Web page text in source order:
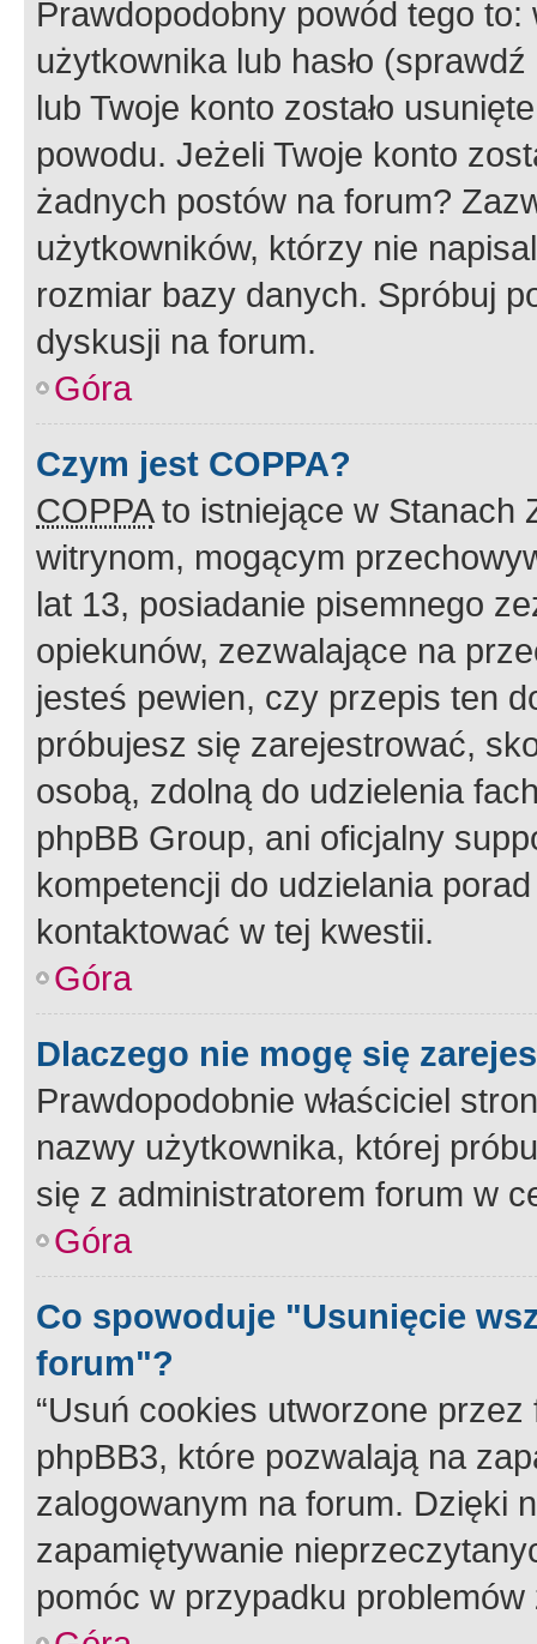
Prawdopodobny powód tego to:
użytkownika lub hasło
lub Twoje konto zostało
powodu. Jeżeli Twoje konto
żadnych postów na forum?
użytkowników, którzy nie
rozmiar bazy danych. Spróbuj
dyskusji na forum.
Góra
Czym jest COPPA?
COPPAto istniejące w Stanach
witrynom, mogącym
lat 13, posiadanie pisemnego
opiekunów, zezwalające na
jesteś pewien, czy przepis ten
próbujesz się zarejestrować,
osobą, zdolną do udzielenia
phpBB Group, ani oficjalny
kompetencji do udzielania
kontaktować w tej kwestii.
Góra
Dlaczego nie mogę się
Prawdopodobnie właściciel
nazwy użytkownika, której
się z administratorem forum w
Góra
Co spowoduje "Usunięcie
forum"?
“Usuń cookies utworzone
phpBB3, które pozwalają na
zalogowanym na forum. Dzięki
zapamiętywanie
pomóc w przypadku